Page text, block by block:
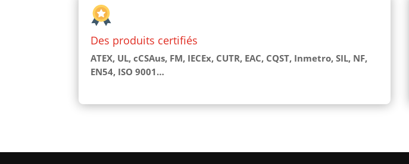
Des produits certifiés
ATEX, UL, cCSAus, FM, IECEx, CUTR, EAC, CQST, Inmetro, SIL, NF,
EN54, ISO 9001…